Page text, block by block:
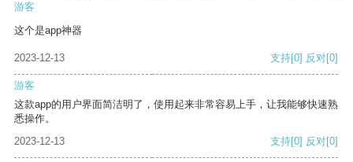
游客
这个是app神器
2023-12-13 支持[0] 反对[0]
游客
这款app的用户界面简洁明了，使用起来非常容易上手，让我能够快速熟
悉操作。
2023-12-13
支持[0] 反对[0]